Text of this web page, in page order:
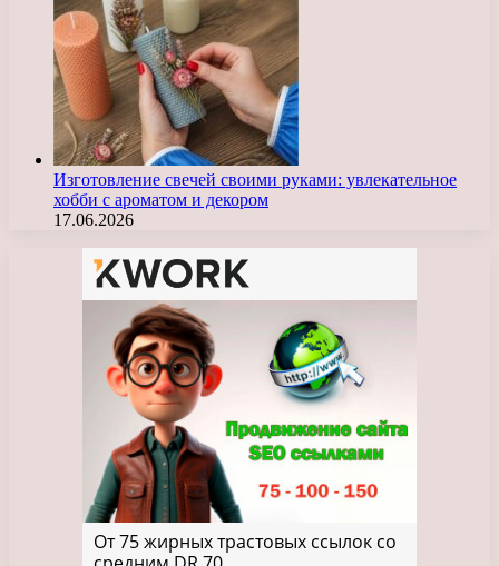
Изготовление свечей своими руками: увлекательное
хобби с ароматом и декором
17.06.2026